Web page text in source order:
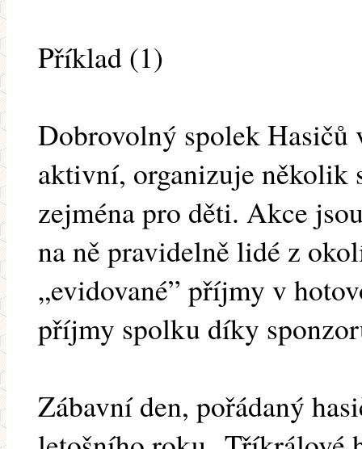
Příklad (1)
Dobrovolný spolek
aktivní, organizuje několik
zejména pro děti. Akce
na ně pravidelně lidé z
„evidované” příjmy v
příjmy spolku díky
Zábavní den, pořádaný